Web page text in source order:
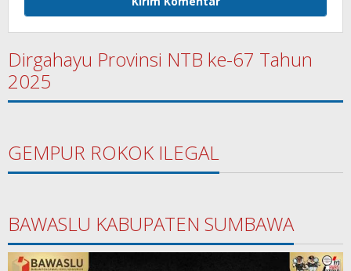
Dirgahayu Provinsi NTB ke-67 Tahun
2025
GEMPUR ROKOK ILEGAL
BAWASLU KABUPATEN SUMBAWA